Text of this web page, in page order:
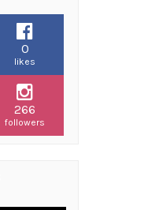
0
likes
266
followers